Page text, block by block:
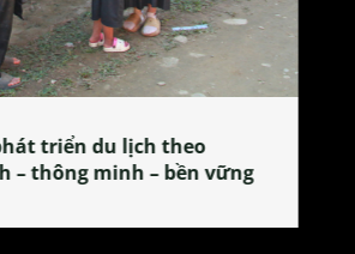
tẻ Phú Nhi – nơi lan
xứ Đoài